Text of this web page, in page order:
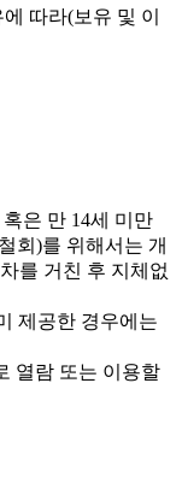
따라(보유 및 이
은 만 14세 미만
회)를 위해서는 개
를 거친 후 지체없
제공한 경우에는
열람 또는 이용할